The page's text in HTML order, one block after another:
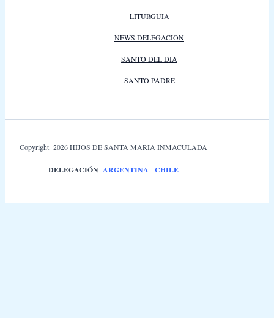
LITURGUIA
NEWS DELEGACION
SANTO DEL DIA
SANTO PADRE
Copyright 2026 HIJOS DE SANTA MARIA INMACULADA
DELEGACIÓN ARGENTINA -CHILE